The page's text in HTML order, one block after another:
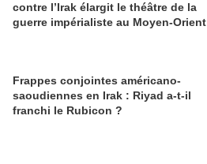
contre l’Irak élargit le théâtre de la
guerre impérialiste au Moyen-Orient
Frappes conjointes américano-
saoudiennes en Irak : Riyad a-t-il
franchi le Rubicon ?